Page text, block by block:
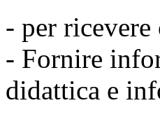
- per
- Fornire
didattica e